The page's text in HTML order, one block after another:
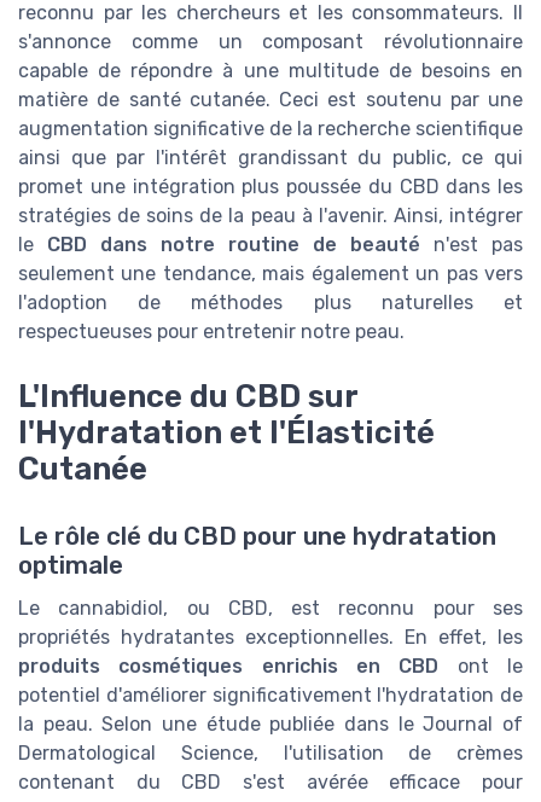
reconnu par les chercheurs et les consommateurs. Il
s'annonce comme un composant révolutionnaire
capable de répondre à une multitude de besoins en
matière de santé cutanée. Ceci est soutenu par une
augmentation significative de la recherche scientifique
ainsi que par l'intérêt grandissant du public, ce qui
promet une intégration plus poussée du CBD dans les
stratégies de soins de la peau à l'avenir. Ainsi, intégrer
le CBD dans notre routine de beauté n'est pas
seulement une tendance, mais également un pas vers
l'adoption de méthodes plus naturelles et
respectueuses pour entretenir notre peau.
L'Influence du CBD sur
l'Hydratation et l'Élasticité
Cutanée
Le rôle clé du CBD pour une hydratation
optimale
Le cannabidiol, ou CBD, est reconnu pour ses
propriétés hydratantes exceptionnelles. En effet, les
produits cosmétiques enrichis en CBD ont le
potentiel d'améliorer significativement l'hydratation de
la peau. Selon une étude publiée dans le Journal of
Dermatological Science, l'utilisation de crèmes
contenant du CBD s'est avérée efficace pour